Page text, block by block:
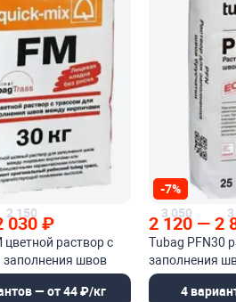
2 150
030 ₽
цветной раствор с
заполнения швов
— от 44 ₽/кг
-7%
3 050
2 120 —2
Tubag PFN30
заполнения
4